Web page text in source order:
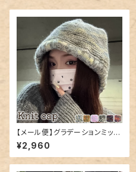
【メール便】グラデーションミック
スカラーニット帽／hat300
¥2,960